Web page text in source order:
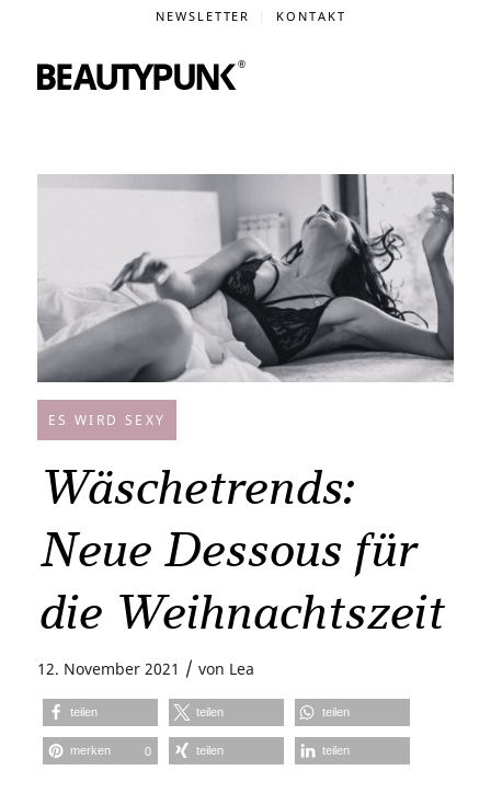
NEWSLETTER KONTAKT
ES WIRD SEXY
Wäschetrends:
Neue Dessous für
die Weihnachtszeit
12. November 2021 / von Lea
teilen teilen teilen
merken 0 teilen teilen